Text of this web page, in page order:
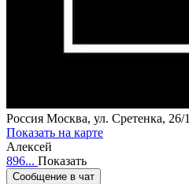
Россия Москва, ул. Сретенка, 26/1
Показать на карте
Алексей
896... Показать
Сообщение в чат